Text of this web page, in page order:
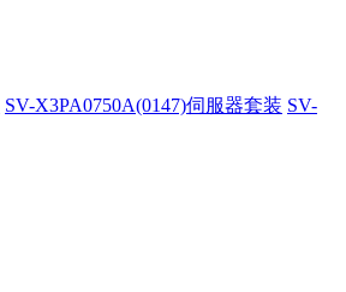
SV-X3PA0750A(0147)伺服器套装 SV-